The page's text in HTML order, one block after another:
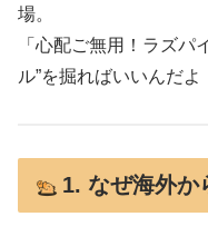
場。
「心配ご無用！ラズパ
ル”を掘ればいいんだよ
1. なぜ海外か